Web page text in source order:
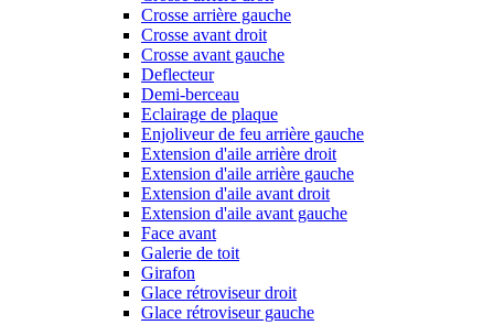
Crosse arrière gauche
Crosse avant droit
Crosse avant gauche
Deflecteur
Demi-berceau
Eclairage de plaque
Enjoliveur de feu arrière gauche
Extension d'aile arrière droit
Extension d'aile arrière gauche
Extension d'aile avant droit
Extension d'aile avant gauche
Face avant
Galerie de toit
Girafon
Glace rétroviseur droit
Glace rétroviseur gauche